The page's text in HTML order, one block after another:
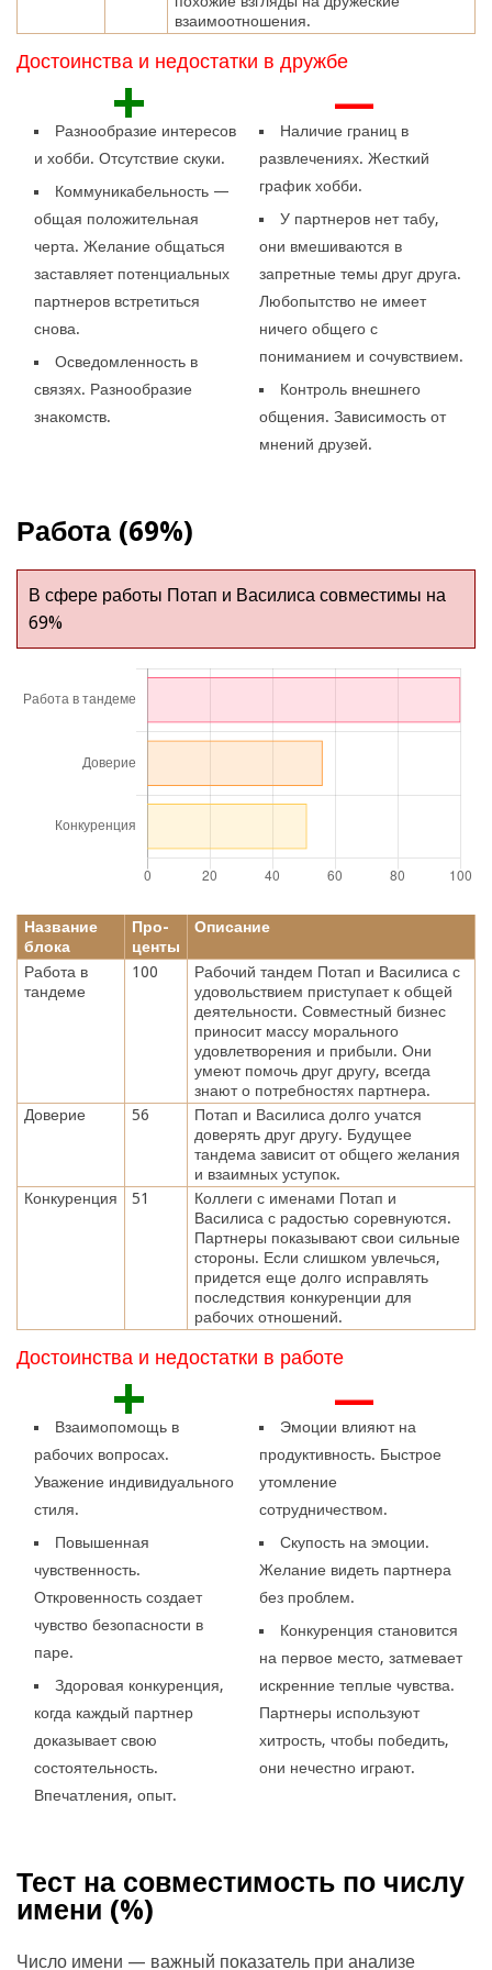
взаимоотношения.
Достоинства и недостатки в дружбе
+
Разнообразие интересов
и хобби. Отсутствие скуки.
Коммуникабельность —
общая положительная
черта. Желание общаться
заставляет потенциальных
партнеров встретиться
снова.
Осведомленность в
связях. Разнообразие
знакомств.
—
Наличие границ в
развлечениях. Жесткий
график хобби.
У партнеров нет табу,
они вмешиваются в
запретные темы друг друга.
Любопытство не имеет
ничего общего с
пониманием и сочувствием.
Контроль внешнего
общения. Зависимость от
мнений друзей.
Работа (69%)
В сфере работы Потап и Василиса совместимы на
69%
Название
блока
Про-
центы
Описание
Работа в
тандеме
100
Рабочий тандем Потап и Василиса с
удовольствием приступает к общей
деятельности. Совместный бизнес
приносит массу морального
удовлетворения и прибыли. Они
умеют помочь друг другу, всегда
знают о потребностях партнера.
Доверие
56
Потап и Василиса долго учатся
доверять друг другу. Будущее
тандема зависит от общего желания
и взаимных уступок.
Конкуренция
51
Коллеги с именами Потап и
Василиса с радостью соревнуются.
Партнеры показывают свои сильные
стороны. Если слишком увлечься,
придется еще долго исправлять
последствия конкуренции для
рабочих отношений.
Достоинства и недостатки в работе
+
Взаимопомощь в
рабочих вопросах.
Уважение индивидуального
стиля.
Повышенная
чувственность.
Откровенность создает
чувство безопасности в
паре.
Здоровая конкуренция,
когда каждый партнер
доказывает свою
состоятельность.
Впечатления, опыт.
—
Эмоции влияют на
продуктивность. Быстрое
утомление
сотрудничеством.
Скупость на эмоции.
Желание видеть партнера
без проблем.
Конкуренция становится
на первое место, затмевает
искренние теплые чувства.
Партнеры используют
хитрость, чтобы победить,
они нечестно играют.
Тест на совместимость по числу
имени (%)
Число имени — важный показатель при анализе